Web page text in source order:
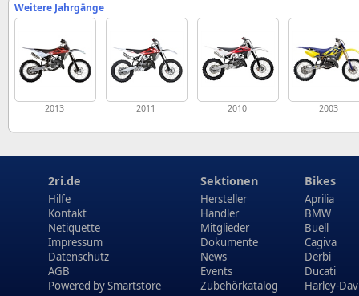
Weitere Jahrgänge
2013 2011 2010 2003
2ri.de
Hilfe
Kontakt
Netiquette
Impressum
Datenschutz
AGB
Powered bySmartstore
Sektionen
Hersteller
Händler
Mitglieder
Dokumente
News
Events
Zubehörkatalog
Bikes
Aprilia
BMW
Buell
Cagiva
Derbi
Ducati
Harley-